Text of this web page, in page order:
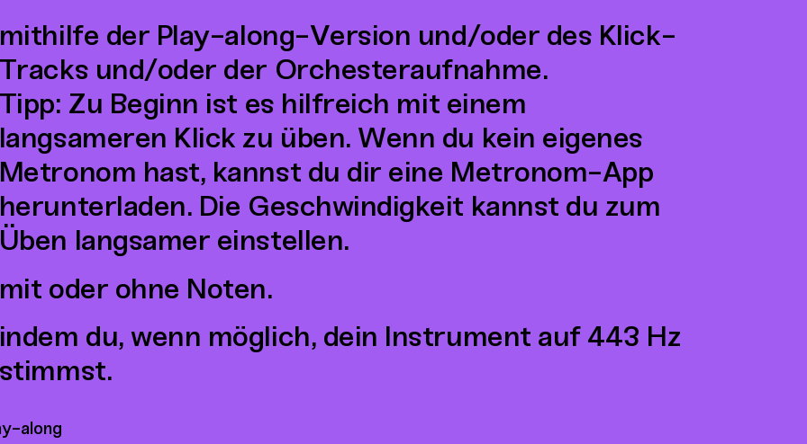
der Play-along-Version und/oder des Klick-
und/oder der Orchesteraufnahme.
Zu Beginn ist es hilfreich mit einem
Klick zu üben. Wenn du kein eigenes
hast, kannst du dir eine Metronom-App
Die Geschwindigkeit kannst du zum
langsamer einstellen.
oder ohne Noten.
du, wenn möglich, dein Instrument auf 443 Hz
along